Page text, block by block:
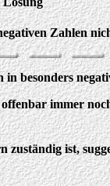
Zahlen
besonders
immer
ist,